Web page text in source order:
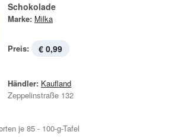
Schokolade
Marke: Milka
Preis: € 0,99
Händler: Kaufland
Zeppelinstraße 132
je 85 - 100-g-Tafel